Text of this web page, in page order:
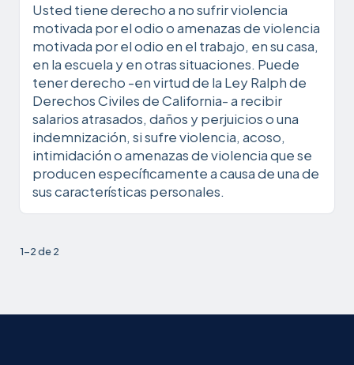
Usted tiene derecho a no sufrir violencia
motivada por el odio o amenazas de violencia
motivada por el odio en el trabajo, en su casa,
en la escuela y en otras situaciones. Puede
tener derecho -en virtud de la Ley Ralph de
Derechos Civiles de California- a recibir
salarios atrasados, daños y perjuicios o una
indemnización, si sufre violencia, acoso,
intimidación o amenazas de violencia que se
producen específicamente a causa de una de
sus características personales.
1-2 de 2